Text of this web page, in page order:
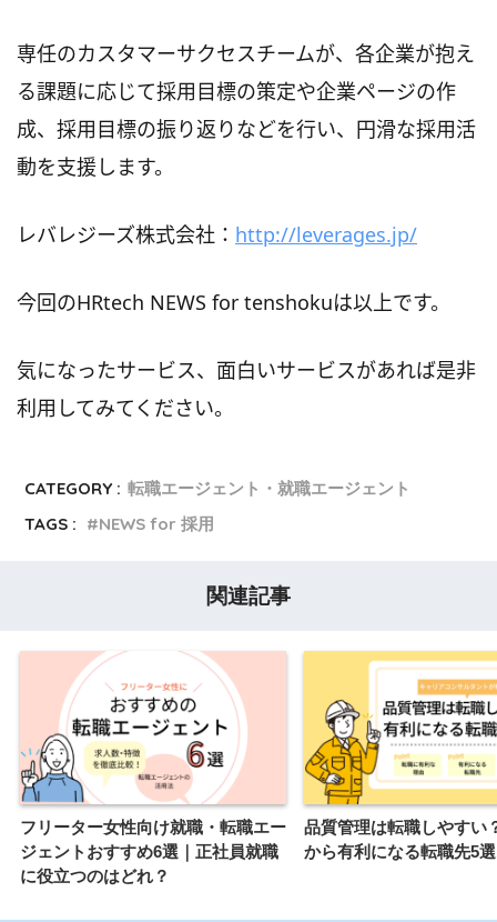
専任のカスタマーサクセスチームが、各企業が抱え
る課題に応じて採用目標の策定や企業ページの作
成、採用目標の振り返りなどを行い、円滑な採用活
動を支援します。
レバレジーズ株式会社： http://leverages.jp/
今回のHRtech NEWS for tenshokuは以上です。
気になったサービス、面白いサービスがあれば是非
利用してみてください。
CATEGORY : 転職エージェント・就職エージェント
TAGS :
NEWS for 採用
関連記事
フリーター女性向け就職・転職エー
ジェントおすすめ6選｜正社員就職
に役立つのはどれ？
品質管理は転職しやすい
から有利になる転職先5選